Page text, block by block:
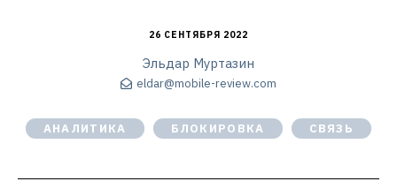
26 СЕНТЯБРЯ 2022
Эльдар Муртазин
eldar@mobile-review.com
АНАЛИТИКА БЛОКИРОВКА СВЯЗЬ